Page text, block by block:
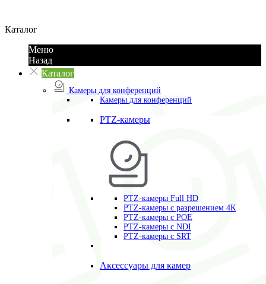
Каталог
Меню
Назад
Каталог
Камеры для конференций
Камеры для конференций
PTZ-камеры
PTZ-камеры Full HD
PTZ-камеры с разрешением 4К
PTZ-камеры с POE
PTZ-камеры c NDI
PTZ-камеры с SRT
Аксессуары для камер